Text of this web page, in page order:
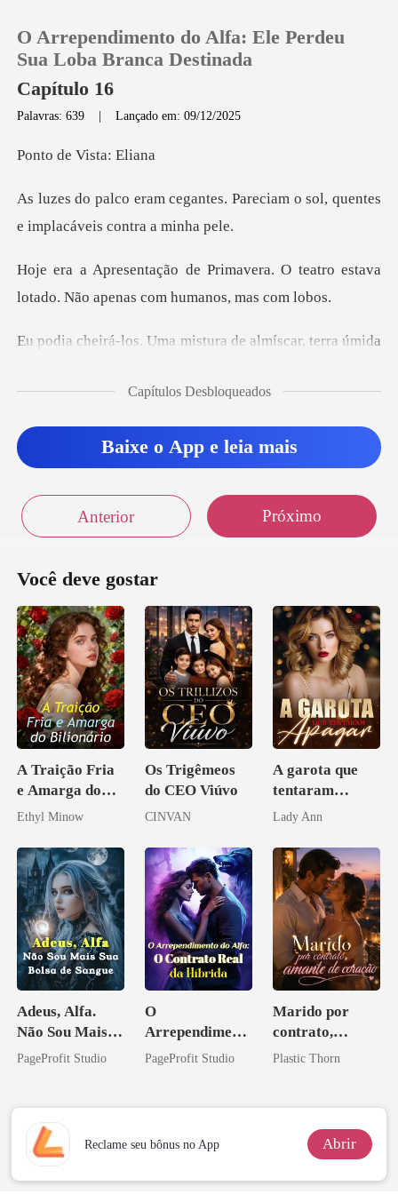
Histórico
Baixar App
O Arrependimento do Alfa: Ele Perdeu
Sua Loba Branca Destinada
Capítulo 16
Palavras: 639 |Lançado em: 09/12/2025
e Vista
s. Pareciam o sol, quentes
e i
era. O teatro estava
lotado. Não
r, terra úmida
Capítulos Desbloqueados
Baixe o App e leia mais
Anterior Próximo
Você deve gostar
A Traição Fria
e Amarga do
Bilionário
Ethyl Minow
Os Trigêmeos
do CEO Viúvo
CINVAN
A garota que
tentaram
apagar
Lady Ann
Adeus, Alfa.
Não Sou Mais
Sua Bolsa de
PageProfit Studio
O
Arrependiment
o do Alfa: O
PageProfit Studio
Marido por
contrato,
amante de
Plastic Thorn
Reclame seu bônus no App Abrir